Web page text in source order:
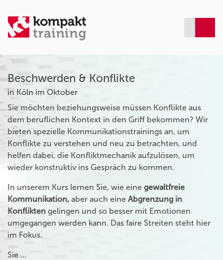
Beschwerden & Konflikte
in Köln im Oktober
Sie möchten beziehungsweise müssen Konflikte aus
dem beruflichen Kontext in den Griff bekommen? Wir
bieten spezielle Kommunikationstrainings an, um
Konflikte zu verstehen und neu zu betrachten, und
helfen dabei, die Konfliktmechanik aufzulösen, um
wieder konstruktiv ins Gespräch zu kommen.
In unserem Kurs lernen Sie, wie eine gewaltfreie
Kommunikation, aber auch eine Abgrenzung in
Konflikten gelingen und so besser mit Emotionen
umgegangen werden kann. Das faire Streiten steht hier
im Fokus.
Sie …